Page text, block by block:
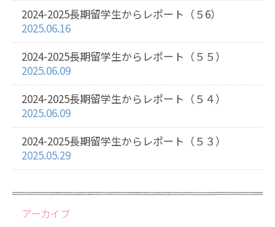
2024-2025長期留学生からレポート（５6）
2025.06.16
2024-2025長期留学生からレポート（５５）
2025.06.09
2024-2025長期留学生からレポート（５４）
2025.06.09
2024-2025長期留学生からレポート（５３）
2025.05.29
アーカイブ